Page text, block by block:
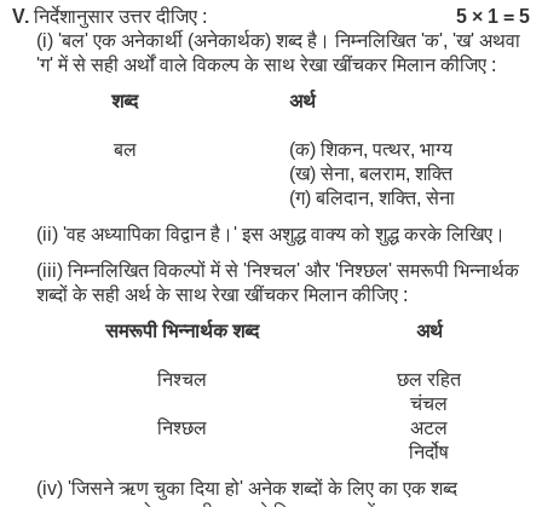
V.निर्देशानुसार उत्तर दीजिए :
5 × 1 = 5
(i) 'बल' एक अनेकार्थी (अनेकार्थक) शब्द है। निम्नलिखित 'क', 'ख' अथवा
'ग' में से सही अर्थों वाले विकल्प के साथ रेखा खींचकर मिलान कीजिए :
शब्द
बल
अर्थ
(क) शिकन, पत्थर, भाग्य
(ख) सेना, बलराम, शक्ति
(ग) बलिदान, शक्ति, सेना
(ii) 'वह अध्यापिका विद्वान है।' इस अशुद्ध वाक्य को शुद्ध करके लिखिए।
(iii) निम्नलिखित विकल्पों में से 'निश्चल' और 'निश्छल' समरूपी भिन्नार्थक
शब्दों के सही अर्थ के साथ रेखा खींचकर मिलान कीजिए :
समरूपी भिन्नार्थक शब्द
निश्चल
निश्छल
अर्थ
छल रहित
चंचल
अटल
निर्दोष
(iv) 'जिसने ऋण चुका दिया हो' अनेक शब्दों के लिए का एक शब्द